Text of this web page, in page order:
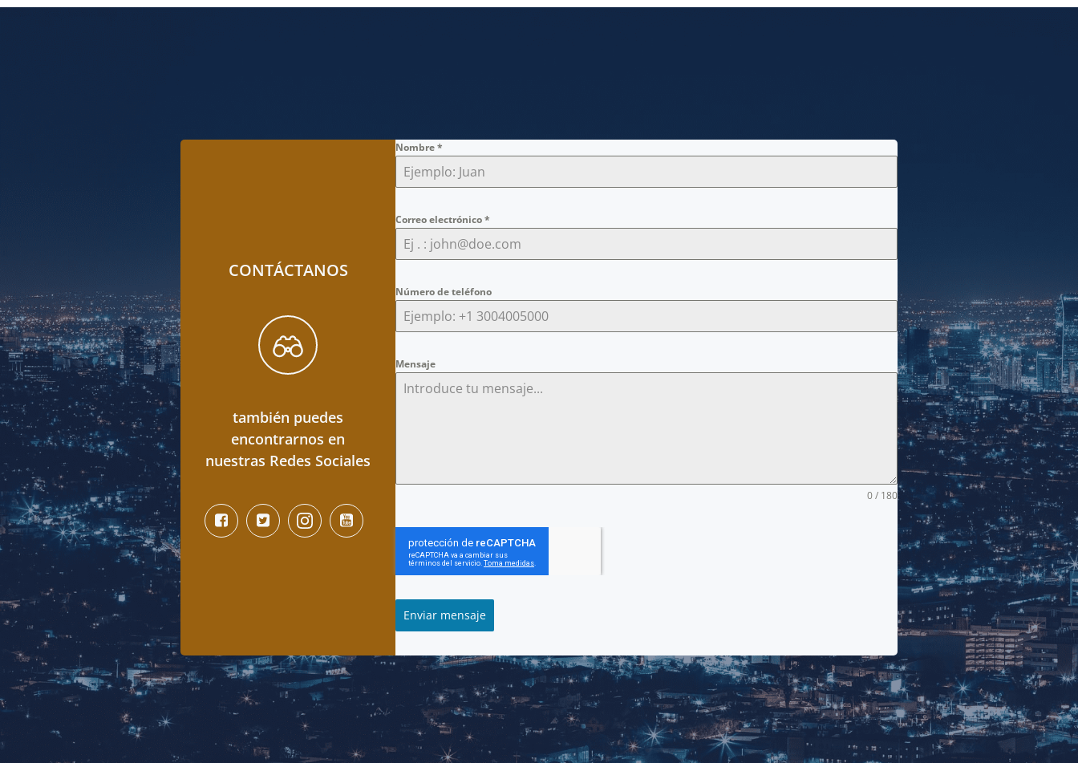
CONTÁCTANOS
también puedes
encontrarnos en
nuestras Redes Sociales
Nombre*
Correo electrónico*
Número de teléfono
Mensaje
0 / 180
Enviar mensaje